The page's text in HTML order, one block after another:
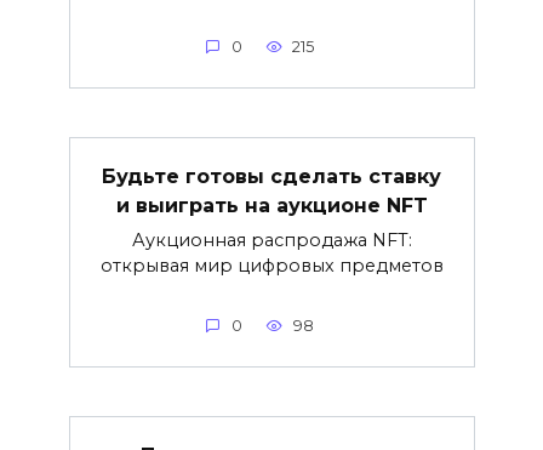
0 215
Будьте готовы сделать ставку
и выиграть на аукционе NFT
Аукционная распродажа NFT:
открывая мир цифровых предметов
0 98